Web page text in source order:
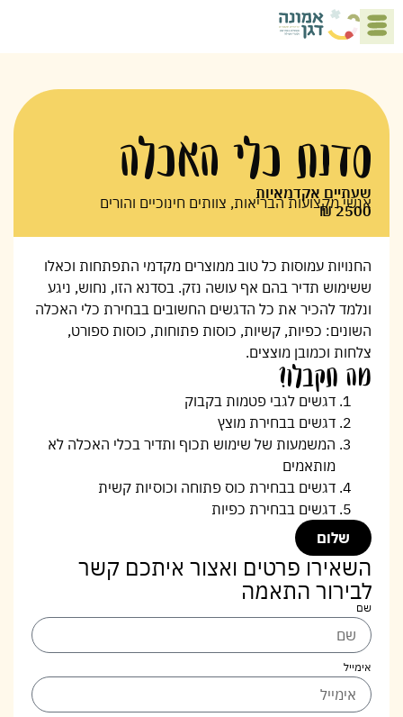
סדנת כלי האכלה
שעתיים אקדמאיות
אנשי מקצועות הבריאות, צוותים חינוכיים והורים
2500 ₪
החנויות עמוסות כל טוב ממוצרים מקדמי התפתחות וכאלו
ששימוש תדיר בהם אף עושה נזק. בסדנא הזו, נחוש, ניגע
ונלמד להכיר את כל הדגשים החשובים בבחירת כלי האכלה
השונים: כפיות, קשיות, כוסות פתוחות, כוסות ספורט,
צלחות וכמובן מוצצים.
מה תקבלו?
דגשים לגבי פטמות בקבוק
דגשים בבחירת מוצץ
המשמעות של שימוש תכוף ותדיר בכלי האכלה לא
מותאמים
דגשים בבחירת כוס פתוחה וכוסיות קשית
דגשים בבחירת כפיות
שלום
השאירו פרטים ואצור איתכם קשר
לבירור התאמה
שם
אימייל